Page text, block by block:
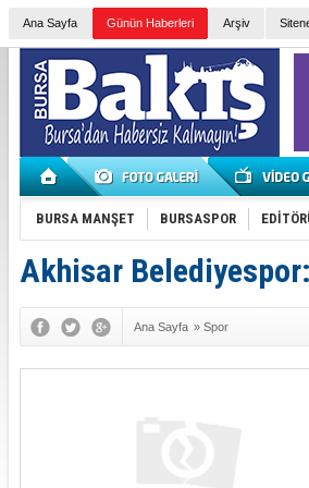
Ana Sayfa Günün Haberleri Arşiv
BURSA MANŞET BURSASPOR
Akhisar
Ana Sayfa » Spor